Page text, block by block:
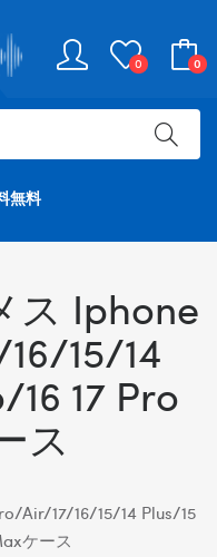
0 0
無料
ス Iphone
15/14
16 17 Pro
ス
Air/17/16/15/14 Plus/15
ケース